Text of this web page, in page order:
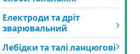
Електроди та дріт
зварювальний
Лебідки та талі ланцюгові